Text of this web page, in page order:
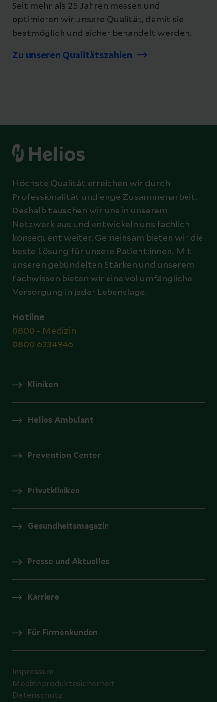
Seit mehr als 25 Jahren messen und
optimieren wir unsere Qualität, damit sie
bestmöglich und sicher behandelt werden.
Zu unseren Qualitätszahlen
Höchste Qualität erreichen wir durch
Professionalität und enge Zusammenarbeit.
Deshalb tauschen wir uns in unserem
Netzwerk aus und entwickeln uns fachlich
konsequent weiter. Gemeinsam bieten wir die
beste Lösung für unsere Patient:innen. Mit
unseren gebündelten Stärken und unserem
Fachwissen bieten wir eine vollumfängliche
Versorgung in jeder Lebenslage.
Hotline
0800 - Medizin
0800 6334946
Kliniken
Helios Ambulant
Prevention Center
Privatkliniken
Gesundheitsmagazin
Presse und Aktuelles
Karriere
Für Firmenkunden
Impressum
Medizinproduktesicherheit
Datenschutz